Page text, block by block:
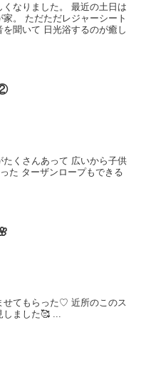
なりました。 最近の土日は
。 ただただレジャーシート
聞いて 日光浴するのが癒し
くさんあって 広いから子供
た ターザンロープもできる
せてもらった♡ 近所のこのス
しました🥰 ...